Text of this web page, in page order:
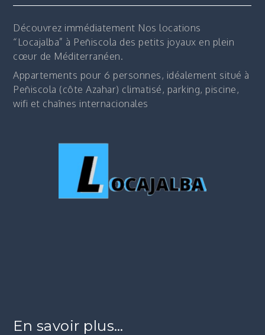
Découvrez immédiatement Nos locations
“Locajalba” à Peñiscola des petits joyaux en plein
cœur de Méditerranéen.
Appartements pour 6 personnes, idéalement situé à
Peñiscola (côte Azahar) climatisé, parking, piscine,
wifi et chaînes internacionales
En savoir plus…